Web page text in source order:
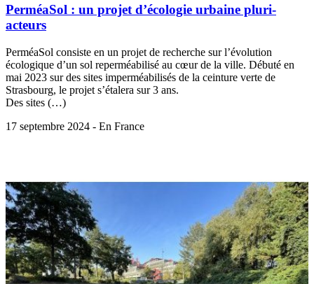
PerméaSol : un projet d’écologie urbaine pluri-
acteurs
PerméaSol consiste en un projet de recherche sur l’évolution
écologique d’un sol reperméabilisé au cœur de la ville. Débuté en
mai 2023 sur des sites imperméabilisés de la ceinture verte de
Strasbourg, le projet s’étalera sur 3 ans.
Des sites (…)
17 septembre 2024 - En France